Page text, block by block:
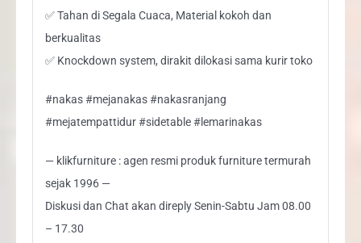
✅ Tahan di Segala Cuaca, Material kokoh dan
berkualitas
✅ Knockdown system, dirakit dilokasi sama kurir toko
#nakas #mejanakas #nakasranjang
#mejatempattidur #sidetable #lemarinakas
— klikfurniture : agen resmi produk furniture termurah
sejak 1996 —
Diskusi dan Chat akan direply Senin-Sabtu Jam 08.00
– 17.30